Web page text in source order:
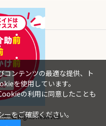
All Rights Reserved.
コンテンツの最適な提供、ト
を使用しています。
の利用に同意したことも
ーをご確認ください。